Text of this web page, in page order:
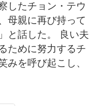
したチョン・テウ
母親に再び持って
と話した。 良い夫
ために努力するチ
みを呼び起こし、